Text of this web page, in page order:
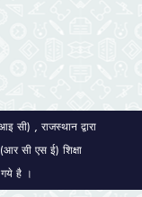
सी) , राजस्थान द्वारा
सी एस ई) शिक्षा
गये है ।